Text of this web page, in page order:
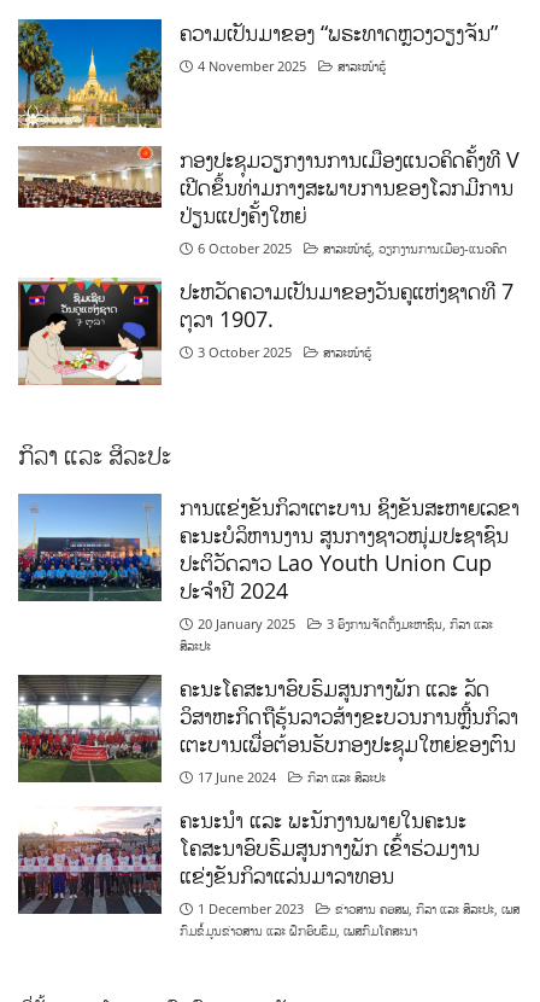
ຄວາມເປັນມາຂອງ “ພຣະທາດຫຼວງວຽງຈັນ”
4 November 2025 ສາລະໜ້າຮູ້
ກອງປະຊຸມວຽກງານການເມືອງແນວຄິດຄັ້ງທີ V
ເປີດຂຶ້ນທ່າມກາງສະພາບການຂອງໂລກມີການ
ປ່ຽນແປງຄັ້ງໃຫຍ່
6 October 2025 ສາລະໜ້າຮູ້ ,ວຽກງານການເມືອງ-ແນວຄິດ
ປະຫວັດຄວາມເປັນມາຂອງວັນຄູແຫ່ງຊາດທີ 7
ຕຸລາ 1907.
3 October 2025 ສາລະໜ້າຮູ້
ກິລາ ແລະ ສິລະປະ
ການແຂ່ງຂັນກິລາເຕະບານ ຊິງຂັນສະຫາຍເລຂາ
ຄະນະບໍລິຫານງານ ສູນກາງຊາວໜຸ່ມປະຊາຊົນ
ປະຕິວັດລາວ Lao Youth Union Cup
ປະຈຳປີ 2024
20 January 2025 3 ອົງການຈັດຕັ້ງມະຫາຊົນ,ກິລາ ແລະ
ສິລະປະ
ຄະນະໂຄສະນາອົບຮົມສູນກາງພັກ ແລະ ລັດ
ວິສາຫະກິດຖືຮຸ້ນລາວສ້າງຂະບວນການຫຼີ້ນກິລາ
ເຕະບານເພື່ອຕ້ອນຮັບກອງປະຊຸມໃຫຍ່ຂອງຕົນ
17 June 2024 ກິລາ ແລະ ສິລະປະ
ຄະນະນຳ ແລະ ພະນັກງານພາຍໃນຄະນະ
ໂຄສະນາອົບຮົມສູນກາງພັກ ເຂົ້າຮ່ວມງານ
ແຂ່ງຂັນກິລາແລ່ນມາລາທອນ
1 December 2023 ຂ່າວສານ ຄອສພ,ກິລາ ແລະ ສິລະປະ,ເພສ
ກົມຂໍ້ມູນຂ່າວສານ ແລະ ຝຶກອົບຮົມ,ເພສກົມໂຄສະນາ